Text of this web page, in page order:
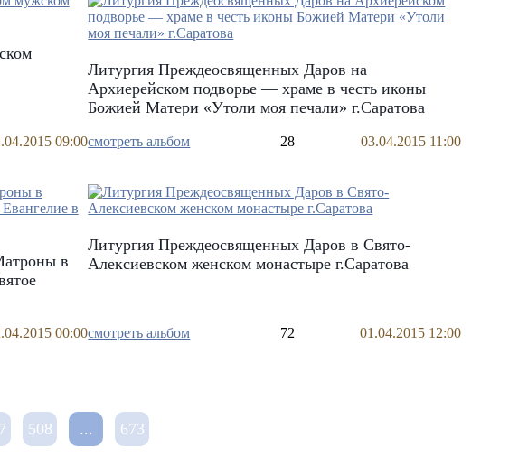
09:00
Литургия Преждеосвященных Даров на
Архиерейском подворье — храме в честь иконы
Божией Матери «Утоли моя печали» г.Саратова
смотреть альбом 28 03.04.2015 11:00
в
00:00
Литургия Преждеосвященных Даров в Свято-
Алексиевском женском монастыре г.Саратова
смотреть альбом 72 01.04.2015 12:00
508 ... 673